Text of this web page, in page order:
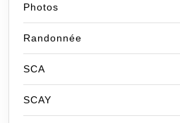
Photos
Randonnée
SCA
SCAY